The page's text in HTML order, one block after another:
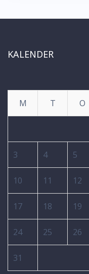
KALENDER
M
T O
3 4 5
10 11 12
17 18 19
24 25 26
31